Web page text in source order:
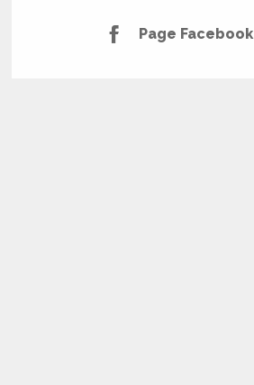
Page Facebook